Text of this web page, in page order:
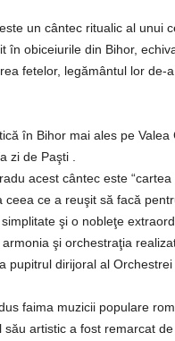
un cântec ritualic al unui
în obiceiurile din Bihor,
fetelor, legământul lor de-
în Bihor mai ales pe Valea
zi de Paşti .
acest cântec este
ceea ce a reuşit să facă
şi o nobleţe
şi orchestraţia
pupitrul dirijoral al Orchestrei
faima muzicii populare
său artistic a fost remarcat